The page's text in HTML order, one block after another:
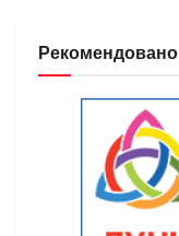
Рекомендовано